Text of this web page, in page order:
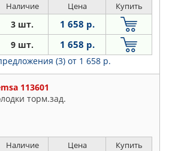
Наличие Цена Купить
3 шт. 1 658 р.
9 шт. 1 658 р.
(3) от 1 658 р.
113601
торм.зад.
Наличие Цена Купить